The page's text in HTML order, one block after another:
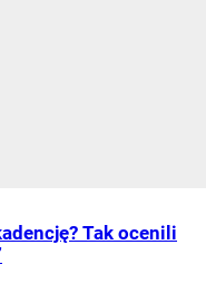
Tak ocenili